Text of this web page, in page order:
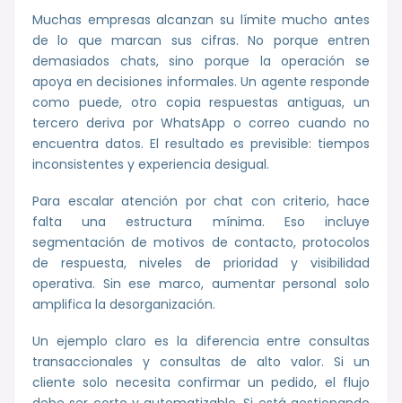
Muchas empresas alcanzan su límite mucho antes
de lo que marcan sus cifras. No porque entren
demasiados chats, sino porque la operación se
apoya en decisiones informales. Un agente responde
como puede, otro copia respuestas antiguas, un
tercero deriva por WhatsApp o correo cuando no
encuentra datos. El resultado es previsible: tiempos
inconsistentes y experiencia desigual.
Para escalar atención por chat con criterio, hace
falta una estructura mínima. Eso incluye
segmentación de motivos de contacto, protocolos
de respuesta, niveles de prioridad y visibilidad
operativa. Sin ese marco, aumentar personal solo
amplifica la desorganización.
Un ejemplo claro es la diferencia entre consultas
transaccionales y consultas de alto valor. Si un
cliente solo necesita confirmar un pedido, el flujo